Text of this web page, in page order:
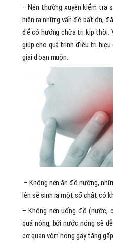
– Nên thường xuyên kiểm tra
hiện ra những vấn đề bất ổn,
để có hướng chữa trị kịp thời.
giúp cho quá trình điều trị hiệu
giai đoạn muộn.
– Không nên ăn đồ nướng,
lên sẽ sinh ra một số chất có
– Không nên uống đồ (nước,
quá nóng, bởi nước nóng sẽ
cơ quan vòm họng gây tăng